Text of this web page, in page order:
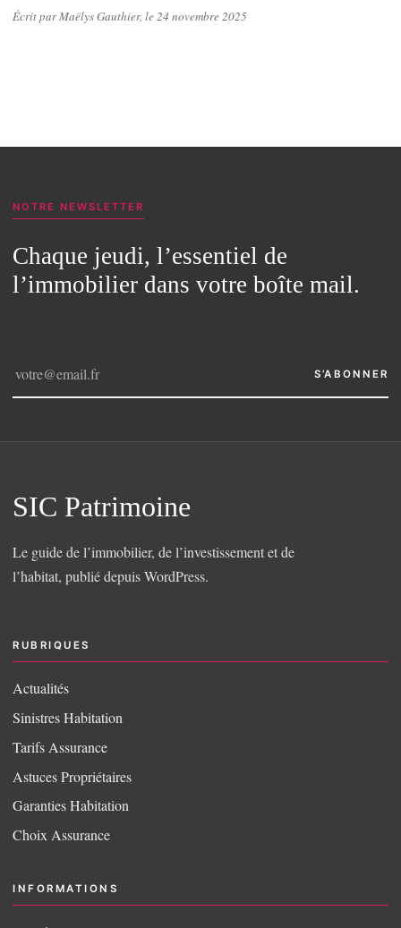
Écrit par Maëlys Gauthier, le 24 novembre 2025
NOTRE NEWSLETTER
Chaque jeudi, l’essentiel de
l’immobilier dans votre boîte mail.
S’ABONNER
SIC Patrimoine
Le guide de l’immobilier, de l’investissement et de
l’habitat, publié depuis WordPress.
RUBRIQUES
Actualités
Sinistres Habitation
Tarifs Assurance
Astuces Propriétaires
Garanties Habitation
Choix Assurance
INFORMATIONS